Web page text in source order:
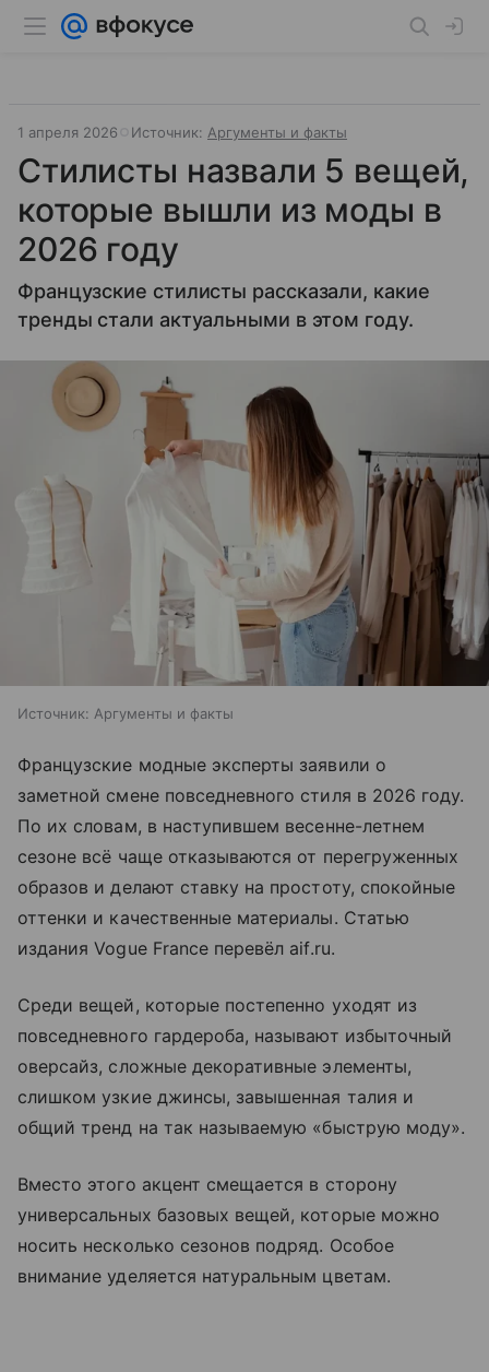
1 апреля 2026 Источник: Аргументы и факты
Стилисты назвали 5 вещей,
которые вышли из моды в
2026 году
Французские стилисты рассказали, какие
тренды стали актуальными в этом году.
Источник: Аргументы и факты
Французские модные эксперты заявили о
заметной смене повседневного стиля в 2026 году.
По их словам, в наступившем весенне-летнем
сезоне всё чаще отказываются от перегруженных
образов и делают ставку на простоту, спокойные
оттенки и качественные материалы. Статью
издания Vogue France перевёл aif.ru.
Среди вещей, которые постепенно уходят из
повседневного гардероба, называют избыточный
оверсайз, сложные декоративные элементы,
слишком узкие джинсы, завышенная талия и
общий тренд на так называемую «быструю моду».
Вместо этого акцент смещается в сторону
универсальных базовых вещей, которые можно
носить несколько сезонов подряд. Особое
внимание уделяется натуральным цветам.